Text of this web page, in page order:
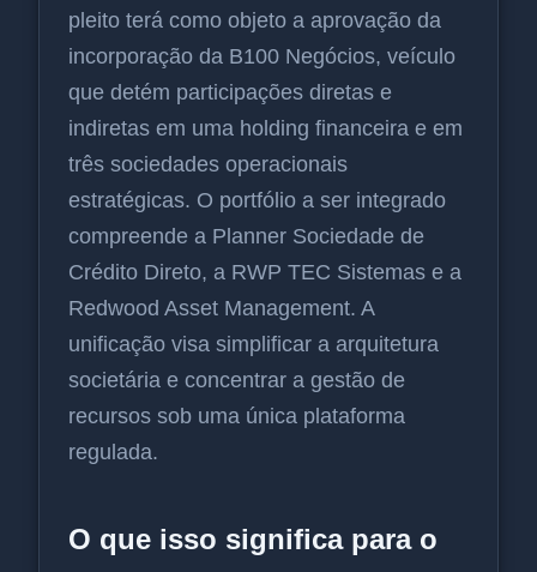
pleito terá como objeto a aprovação da
incorporação da B100 Negócios, veículo
que detém participações diretas e
indiretas em uma holding financeira e em
três sociedades operacionais
estratégicas. O portfólio a ser integrado
compreende a Planner Sociedade de
Crédito Direto, a RWP TEC Sistemas e a
Redwood Asset Management. A
unificação visa simplificar a arquitetura
societária e concentrar a gestão de
recursos sob uma única plataforma
regulada.
O que isso significa para o